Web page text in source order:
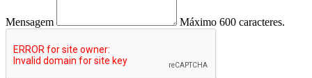
Mensagem Máximo 600 caracteres.